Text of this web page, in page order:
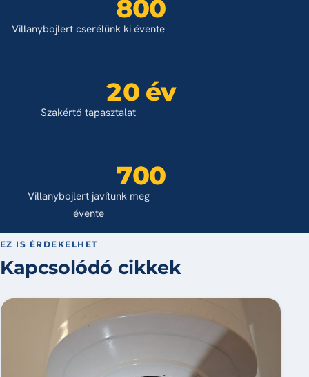
800
Villanybojlert cserélünk ki évente
20 év
Szakértő tapasztalat
700
Villanybojlert javítunk meg
évente
EZ IS ÉRDEKELHET
Kapcsolódó cikkek